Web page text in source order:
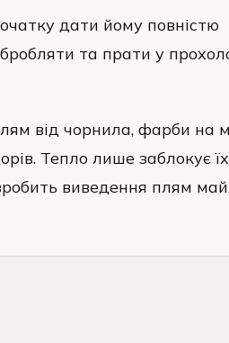
дати йому повністю
та прати у
від чорнила, фарби на
Тепло лише заблокує
виведення плям